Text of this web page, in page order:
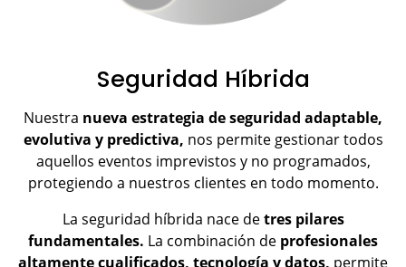
Seguridad Híbrida
Nuestra nueva estrategia de seguridad adaptable,
evolutiva y predictiva, nos permite gestionar todos
aquellos eventos imprevistos y no programados,
protegiendo a nuestros clientes en todo momento.
La seguridad híbrida nace detres pilares
fundamentales. La combinación de profesionales
altamente cualificados, tecnología y datos, permite